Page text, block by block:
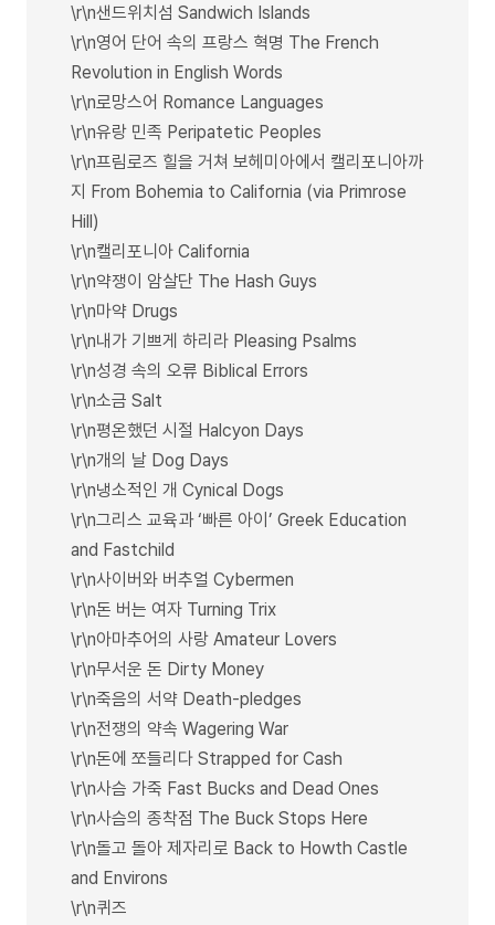
\r\n샌드위치섬 Sandwich Islands
\r\n영어 단어 속의 프랑스 혁명 The French
Revolution in English Words
\r\n로망스어 Romance Languages
\r\n유랑 민족 Peripatetic Peoples
\r\n프림로즈 힐을 거쳐 보헤미아에서 캘리포니아까
지 From Bohemia to California (via Primrose
Hill)
\r\n캘리포니아 California
\r\n약쟁이 암살단 The Hash Guys
\r\n마약 Drugs
\r\n내가 기쁘게 하리라 Pleasing Psalms
\r\n성경 속의 오류 Biblical Errors
\r\n소금 Salt
\r\n평온했던 시절 Halcyon Days
\r\n개의 날 Dog Days
\r\n냉소적인 개 Cynical Dogs
\r\n그리스 교육과 ‘빠른 아이’ Greek Education
and Fastchild
\r\n사이버와 버추얼 Cybermen
\r\n돈 버는 여자 Turning Trix
\r\n아마추어의 사랑 Amateur Lovers
\r\n무서운 돈 Dirty Money
\r\n죽음의 서약 Death-pledges
\r\n전쟁의 약속 Wagering War
\r\n돈에 쪼들리다 Strapped for Cash
\r\n사슴 가죽 Fast Bucks and Dead Ones
\r\n사슴의 종착점 The Buck Stops Here
\r\n돌고 돌아 제자리로 Back to Howth Castle
and Environs
\r\n퀴즈